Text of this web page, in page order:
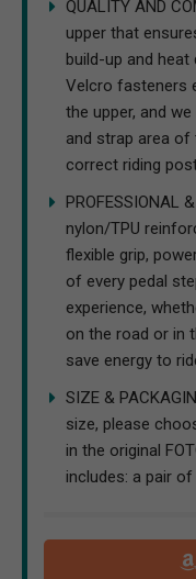
QUALITY AND
upper that
build-up and
Velcro fasteners
the upper, and
and strap area
correct riding
PROFESSIONAL
nylon/TPU
flexible grip,
of every pedal
experience,
on the road or in
save energy to
SIZE &
size, please
in the original
includes: a pair